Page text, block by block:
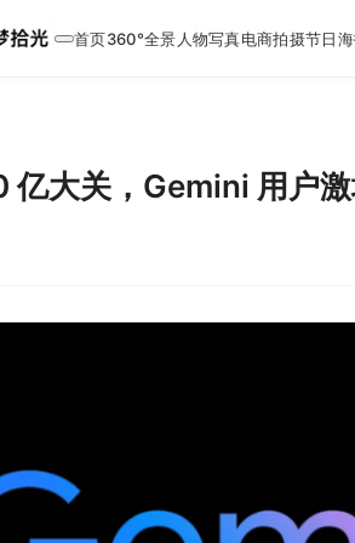
首页360°全景 人物写真电商拍摄节日
大关，Gemini 用户